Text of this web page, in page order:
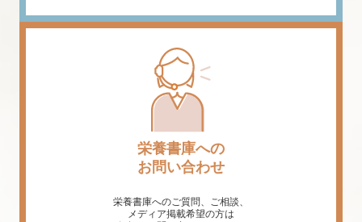
栄養書庫への
お問い合わせ
栄養書庫へのご質問、ご相談、
メディア掲載希望の方は